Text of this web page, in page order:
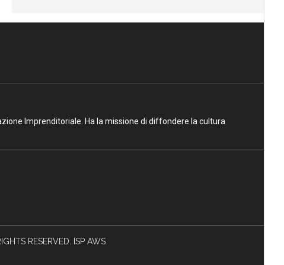
Imprenditoriale. Ha la missione di diffondere la cultura
RESERVED. ISP AWS